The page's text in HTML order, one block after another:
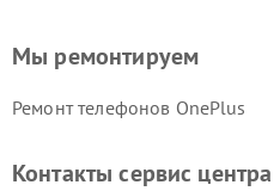
Мы ремонтируем
Ремонт телефонов OnePlus
Контакты сервис центра